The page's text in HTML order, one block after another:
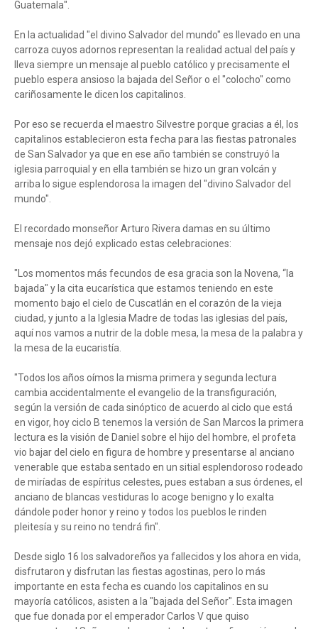
Guatemala".
En la actualidad "el divino Salvador del mundo" es llevado en una
carroza cuyos adornos representan la realidad actual del país y
lleva siempre un mensaje al pueblo católico y precisamente el
pueblo espera ansioso la bajada del Señor o el "colocho" como
cariñosamente le dicen los capitalinos.
Por eso se recuerda el maestro Silvestre porque gracias a él, los
capitalinos establecieron esta fecha para las fiestas patronales
de San Salvador ya que en ese año también se construyó la
iglesia parroquial y en ella también se hizo un gran volcán y
arriba lo sigue esplendorosa la imagen del "divino Salvador del
mundo".
El recordado monseñor Arturo Rivera damas en su último
mensaje nos dejó explicado estas celebraciones:
"Los momentos más fecundos de esa gracia son la Novena, “la
bajada" y la cita eucarística que estamos teniendo en este
momento bajo el cielo de Cuscatlán en el corazón de la vieja
ciudad, y junto a la Iglesia Madre de todas las iglesias del país,
aquí nos vamos a nutrir de la doble mesa, la mesa de la palabra y
la mesa de la eucaristía.
"Todos los años oímos la misma primera y segunda lectura
cambia accidentalmente el evangelio de la transfiguración,
según la versión de cada sinóptico de acuerdo al ciclo que está
en vigor, hoy ciclo B tenemos la versión de San Marcos la primera
lectura es la visión de Daniel sobre el hijo del hombre, el profeta
vio bajar del cielo en figura de hombre y presentarse al anciano
venerable que estaba sentado en un sitial esplendoroso rodeado
de miríadas de espíritus celestes, pues estaban a sus órdenes, el
anciano de blancas vestiduras lo acoge benigno y lo exalta
dándole poder honor y reino y todos los pueblos le rinden
pleitesía y su reino no tendrá fin".
Desde siglo 16 los salvadoreños ya fallecidos y los ahora en vida,
disfrutaron y disfrutan las fiestas agostinas, pero lo más
importante en esta fecha es cuando los capitalinos en su
mayoría católicos, asisten a la "bajada del Señor". Esta imagen
que fue donada por el emperador Carlos V que quiso